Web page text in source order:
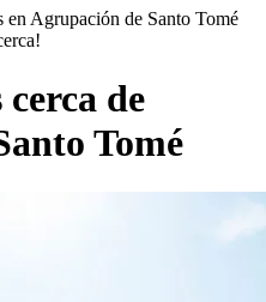
en Agrupación de Santo Tomé
de
Tomé